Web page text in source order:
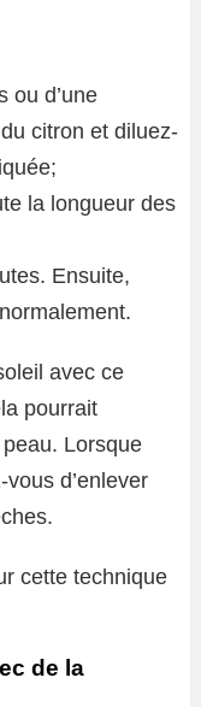
ou d’une
citron et diluez-
la longueur des
Ensuite,
avec ce
pourrait
Lorsque
d’enlever
cette technique
de la